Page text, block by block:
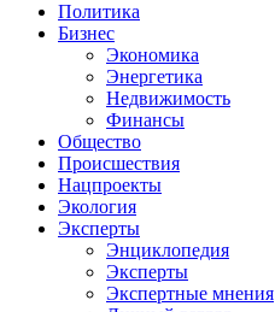
Политика
Бизнес
Экономика
Энергетика
Недвижимость
Финансы
Общество
Происшествия
Нацпроекты
Экология
Эксперты
Энциклопедия
Эксперты
Экспертные мнения